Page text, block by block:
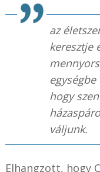
az
keresztje
hogy
váljunk.
Elhangzott, hogy